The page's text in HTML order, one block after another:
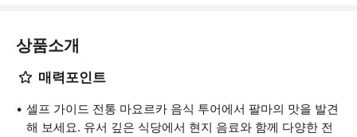
상품소개
매력포인트
셀프 가이드 전통 마요르카 음식 투어에서 팔마의 맛을 발견
해 보세요. 유서 깊은 식당에서 현지 음료와 함께 다양한 전